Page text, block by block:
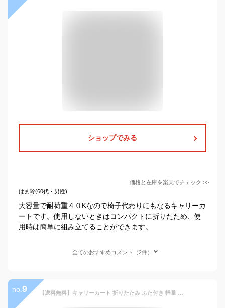
ショップでみる
価格と在庫を楽天でチェック >>
はま玲(60代・男性)
大容量で耐荷重４０Kなので椅子代わりにもなるキャリーカ
ートです。使用しないときはコンパクトに折りたため、使
用時は簡単に組み立てることができます。
全てのおすすめコメント（2件）
no. 9 【送料無料】キャリーカート 折りたたみ ふた付き 軽量 買い物 コンテナ カート ショッピングカート 買い物カート キャリー 台車 エコバッグ アウトドア キャンプ スポーツ レジャー 運動会 コンパクト 車載 便利 かわいい おしゃれ ハンドキャリー